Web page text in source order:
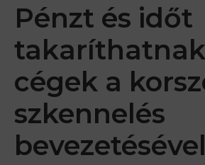
Pénzt és időt
cégek a
szkennelés
bevezetésével